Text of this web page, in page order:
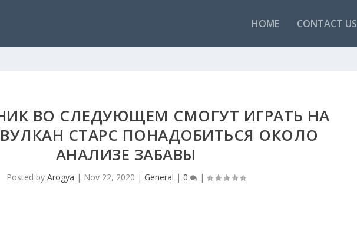
HOME CONTACT US
ВО СЛЕДУЮЩЕМ СМОГУТ ИГРАТЬ НА
СТАРС ПОНАДОБИТЬСЯ ОКОЛО
АНАЛИЗЕ ЗАБАВЫ
Posted by Arogya | Nov 22, 2020 | General | 0 |